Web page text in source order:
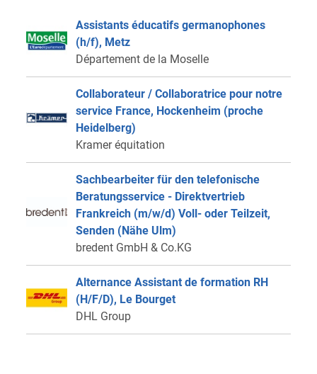
Assistants éducatifs germanophones
(h/f), Metz
Département de la Moselle
Collaborateur / Collaboratrice pour notre
service France, Hockenheim (proche
Heidelberg)
Kramer équitation
Sachbearbeiter für den telefonische
Beratungsservice - Direktvertrieb
Frankreich (m/w/d) Voll- oder Teilzeit,
Senden (Nähe Ulm)
bredent GmbH & Co.KG
Alternance Assistant de formation RH
(H/F/D), Le Bourget
DHL Group